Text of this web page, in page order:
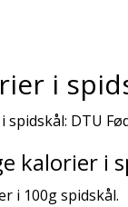
i
spidskål: DTU
kalorier i
i 100g spidskål.